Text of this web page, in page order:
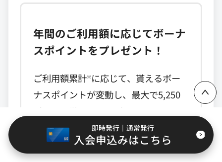
年間のご利用額に応じてボーナ
スポイントをプレゼント！
ご利用額累計※ に応じて、貰えるボー
ナスポイントが変動し、最大で5,250
ポイント貰えます。（ビューサンクス
ボーナス）
即時発行｜通常発行
入会申込みはこちら